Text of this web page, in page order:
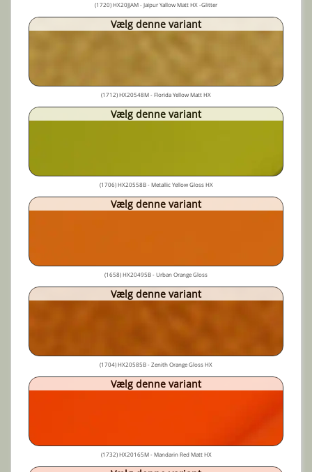
(1720) HX20JJAM - Jaïpur Yallow Matt HX -Glitter
Vælg denne variant
(1712) HX20548M - Florida Yellow Matt HX
Vælg denne variant
(1706) HX20558B - Metallic Yellow Gloss HX
Vælg denne variant
(1658) HX20495B - Urban Orange Gloss
Vælg denne variant
(1704) HX20585B - Zenith Orange Gloss HX
Vælg denne variant
(1732) HX20165M - Mandarin Red Matt HX